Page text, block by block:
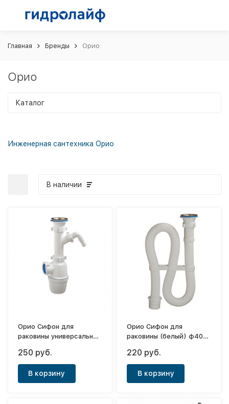
Главная Бренды Орио
Орио
Каталог
Инженерная сантехника Орио
В наличии
Орио Сифон для
раковины универсальный
250 руб.
В корзину
Орио Сифон для
раковины (белый) ф40-
220 руб.
В корзину